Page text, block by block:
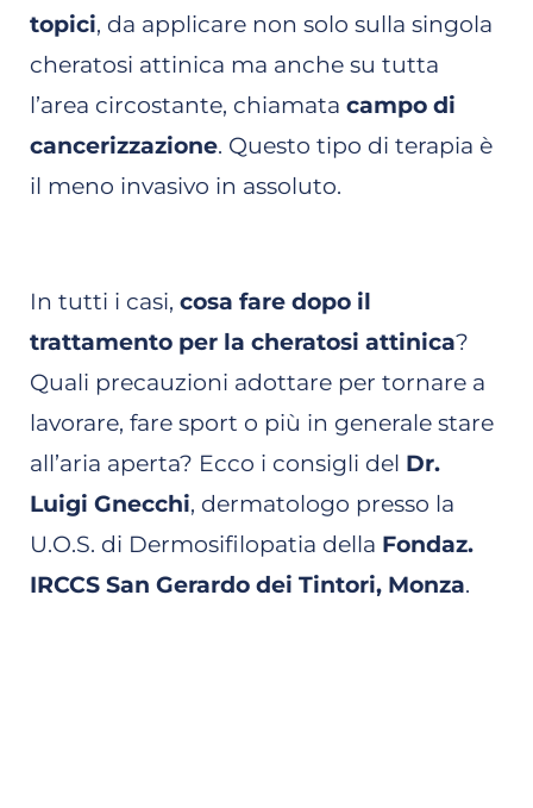
topici, da applicare non solo sulla singola
cheratosi attinica ma anche su tutta
l’area circostante, chiamata campo di
cancerizzazione. Questo tipo di terapia è
il meno invasivo in assoluto.
In tutti i casi, cosa fare dopo il
trattamento per la cheratosi attinica?
Quali precauzioni adottare per tornare a
lavorare, fare sport o più in generale stare
all’aria aperta? Ecco i consigli del Dr.
Luigi Gnecchi, dermatologo presso la
U.O.S. di Dermosifilopatia della Fondaz.
IRCCS San Gerardo dei Tintori, Monza.